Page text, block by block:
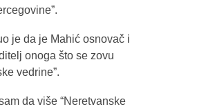
je da je Mahić osnovač i
onoga što se zovu
vedrine”.
da više “Neretvanske